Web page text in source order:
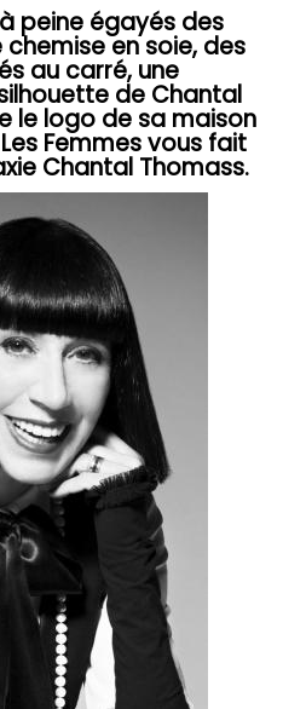
peine égayés des
chemise en soie, des
au carré, une
de Chantal
le logo de sa maison
Femmes vous fait
Chantal Thomass.